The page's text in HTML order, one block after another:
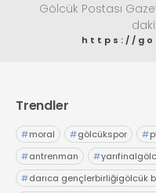
Gölcük Postası
https://
Trendler
#moral #gölcükspor #
#antrenman #
#darıca gençlerbirliğigölcük